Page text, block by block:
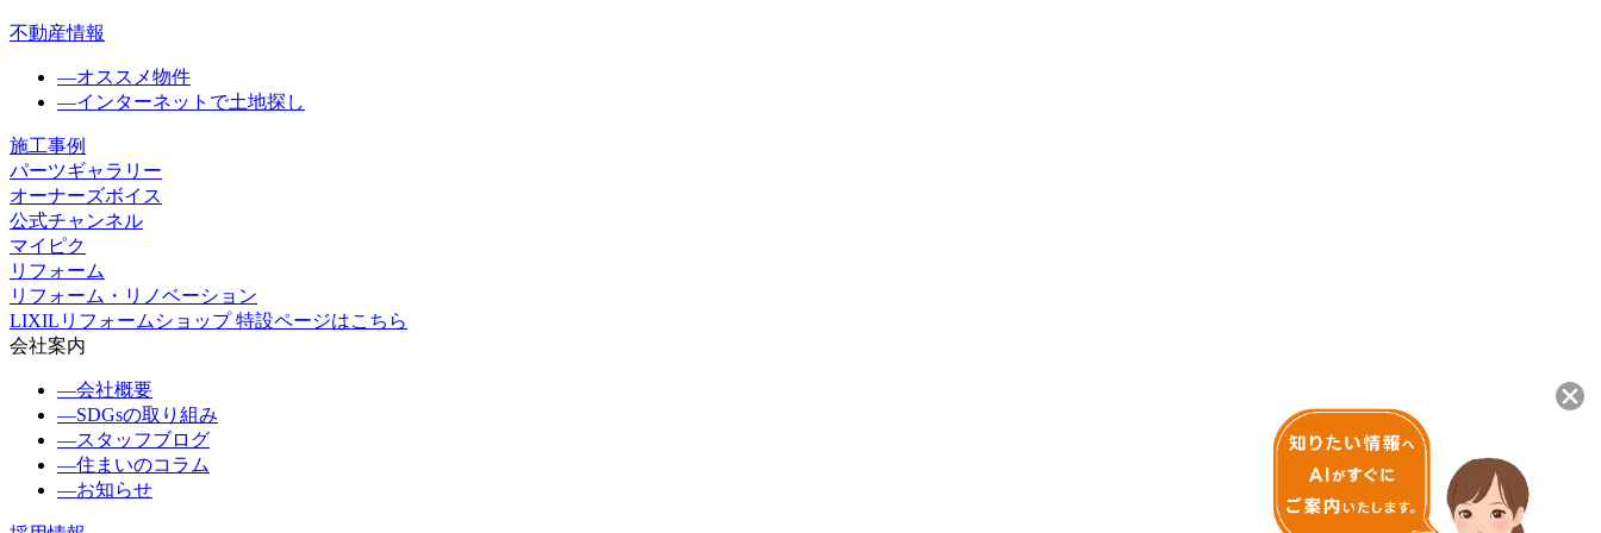
不動産情報
―オススメ物件
―インターネットで土地探し
施工事例
パーツギャラリー
オーナーズボイス
公式チャンネル
マイピク
リフォーム
リフォーム・リノベーション
LIXILリフォームショップ 特設ページはこちら
会社案内
―会社概要
―SDGsの取り組み
―スタッフブログ
―住まいのコラム
―お知らせ